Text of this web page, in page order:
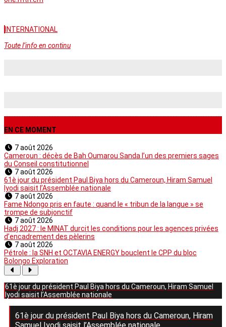
INTERNATIONAL
Toute l’info en continu
EN CE MOMENT
7 août 2026
Cameroun : décès de Bah Oumarou Sanda l’un des premiers sages
du Conseil constitutionnel
7 août 2026
61è jour du président Paul Biya hors du Cameroun, Hiram Samuel
Iyodi saisit l’Assemblée nationale
7 août 2026
Fame Ndongo pris en faute : quand le « tribun de la langue » se
trompe de subjonctif
7 août 2026
Hadj 2027 : le MINAT durcit les conditions pour les agences privées
d’encadrement des pèlerins
7 août 2026
Pétrole : la SNH et OCTAVIA ENERGY bouclent le CPP du bloc
Bolongo Exploration
61è jour du président Paul Biya hors du Cameroun, Hiram Samuel
Iyodi saisit l’Assemblée nationale
61è jour du président Paul Biya hors du Cameroun, Hiram